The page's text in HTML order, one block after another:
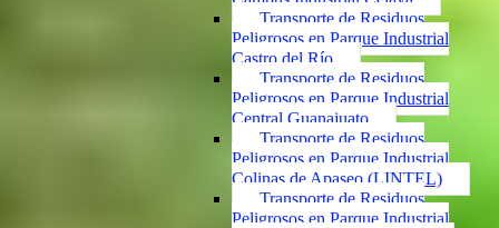
Transporte de Residuos
Peligrosos en Parque Industrial
Castro del Río
Transporte de Residuos
Peligrosos en Parque Industrial
Central Guanajuato
Transporte de Residuos
Peligrosos en Parque Industrial
Colinas de Apaseo (LINTEL)
Transporte de Residuos
Peligrosos en Parque Industrial